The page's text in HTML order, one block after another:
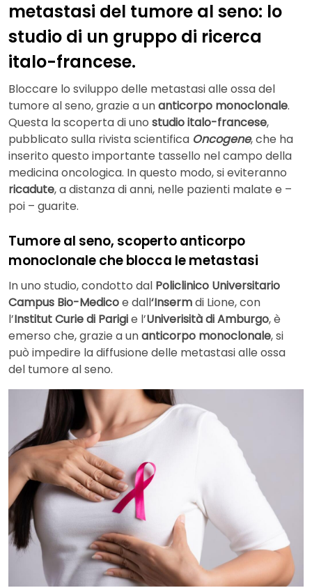
metastasi del tumore al seno: lo
studio di un gruppo di ricerca
italo-francese.
Bloccare lo sviluppo delle metastasi alle ossa del
tumore al seno, grazie a unanticorpo monoclonale.
Questa la scoperta di uno studio italo-francese,
pubblicato sulla rivista scientifica Oncogene, che ha
inserito questo importante tassello nel campo della
medicina oncologica. In questo modo, si eviteranno
ricadute, a distanza di anni, nelle pazienti malate e –
poi – guarite.
Tumore al seno, scoperto anticorpo
monoclonale che blocca le metastasi
In uno studio, condotto dal Policlinico Universitario
Campus Bio-Medicoe dall‘Insermdi Lione, con
l’Institut Curie di Parigie l’Univerisità di Amburgo, è
emerso che, grazie a unanticorpo monoclonale, si
può impedire la diffusione delle metastasi alle ossa
del tumore al seno.